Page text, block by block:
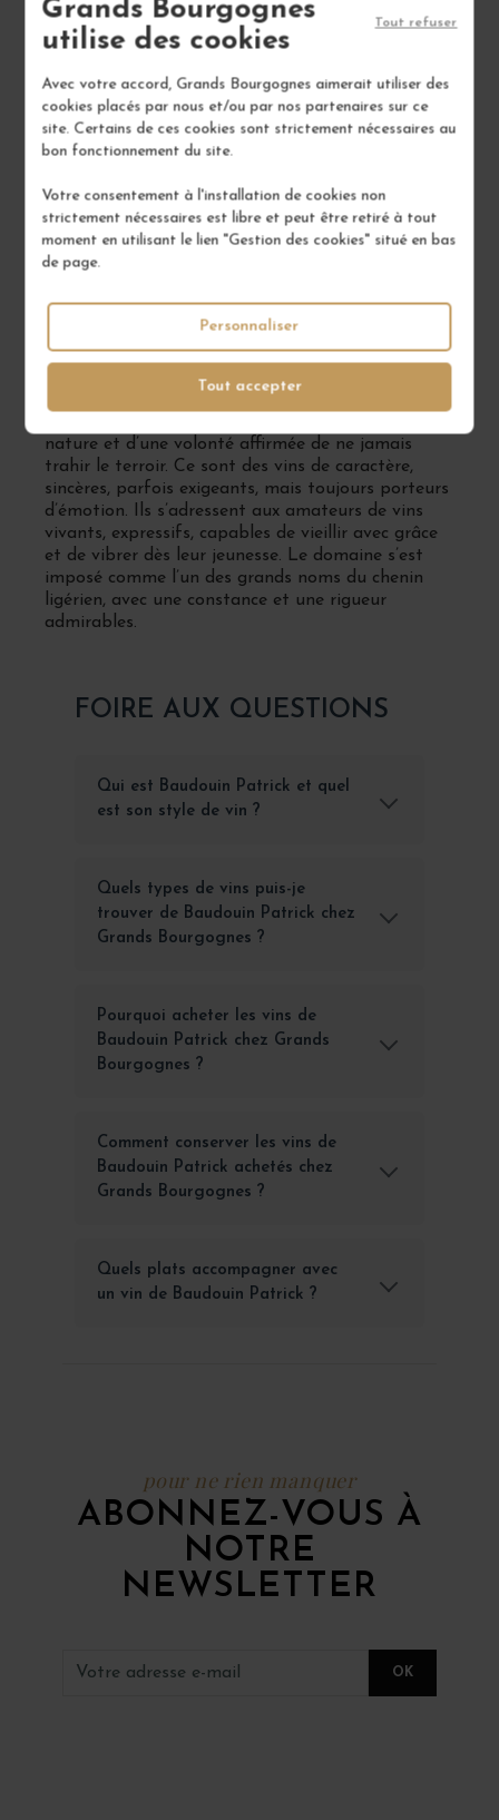
Grands Bourgognes
utilise des cookies
Avec votre accord, Grands Bourgognes aimerait utiliser des
cookies placés par nous et/ou par nos partenaires sur ce
site. Certains de ces cookies sont strictement nécessaires au
bon fonctionnement du site.
Votre consentement à l'installation de cookies non
strictement nécessaires est libre et peut être retiré à tout
moment en utilisant le lien "Gestion des cookies" situé en bas
de page.
Tout accepter
Tout refuser
Personnaliser
Les vins secs du domaine, tendus et minéraux,
accompagnent parfaitement les poissons grillés,
les fruits de mer, les plats végétariens ou les
fromages frais comme le chèvre. Les moelleux
équilibrés peuvent être servis aussi bien à
l’apéritif qu’avec des plats exotiques ou
légèrement épicés. Les grands liquoreux, plus
complexes, trouvent leur place en fin de repas, sur
des accords audacieux avec des fromages affinés,
des volailles nobles ou des desserts fruités peu
sucrés. Chaque vin invite à une exploration
gustative guidée par l’élégance du chenin.
Baudouin sont-ils tant appréciés
Les vins du Domaine Patrick Baudouin séduisent
par leur droiture, leur énergie et leur capacité à
raconter un lieu. Ils sont le reflet d’un travail
nature et d’une volonté affirmée de ne jamais
trahir le terroir. Ce sont des vins de caractère,
sincères, parfois exigeants, mais toujours porteurs
d’émotion. Ils s’adressent aux amateurs de vins
vivants, expressifs, capables de vieillir avec grâce
et de vibrer dès leur jeunesse. Le domaine s’est
imposé comme l’un des grands noms du chenin
ligérien, avec une constance et une rigueur
admirables.
FOIRE AUX QUESTIONS
Qui est Baudouin Patrick et quel
est son style de vin ?
Quels types de vins puis-je
trouver de Baudouin Patrick chez
Grands Bourgognes ?
Pourquoi acheter les vins de
Baudouin Patrick chez Grands
Bourgognes ?
Comment conserver les vins de
Baudouin Patrick achetés chez
Grands Bourgognes ?
Quels plats accompagner avec
un vin de Baudouin Patrick ?
pour ne rien manquer
ABONNEZ-VOUS À
NOTRE
NEWSLETTER